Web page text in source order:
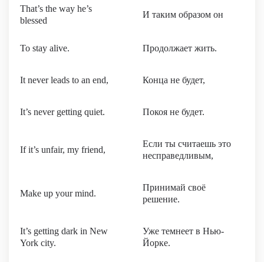
That’s the way he’s
blessed
И таким образом он
To stay alive. Продолжает жить.
It never leads to an end, Конца не будет,
It’s never getting quiet. Покоя не будет.
If it’s unfair, my friend,
Если ты считаешь это
несправедливым,
Make up your mind.
Принимай своё
решение.
It’s getting dark in New
York city.
Уже темнеет в Нью-
Йорке.